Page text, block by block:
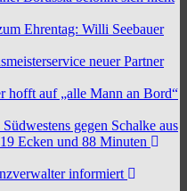
Ehrentag: Willi Seebauer
neuer Partner
hofft auf „alle Mann an Bord“
Südwestens gegen Schalke aus
Ecken und 88 Minuten
informiert